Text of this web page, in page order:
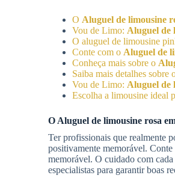
O Aluguel de limousine
Vou de Limo: Aluguel de
O aluguel de limousine
Conte com o Aluguel de
Conheça mais sobre o
Saiba mais detalhes
Vou de Limo: Aluguel de
Escolha a limousine ideal
O Aluguel de limousine rosa
Ter profissionais que realmente
positivamente memorável.
memorável. O cuidado com
especialistas para garantir boas